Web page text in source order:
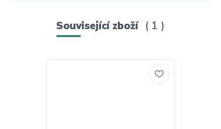
Související zboží 1